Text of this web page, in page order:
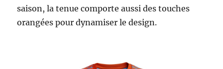
saison, la tenue comporte aussi des touches
orangées pour dynamiser le design.